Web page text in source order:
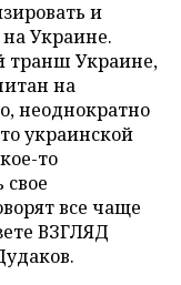
и
на Украине.
транш Украине,
на
неоднократно
украинской
то
все чаще
ВЗГЛЯД